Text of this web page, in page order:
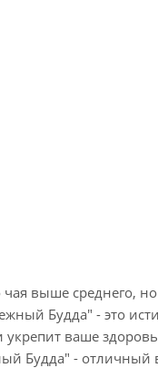
выше среднего,
Будда" - это
ваше
Будда" - отличный